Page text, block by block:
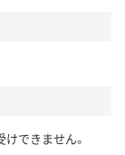
できません。